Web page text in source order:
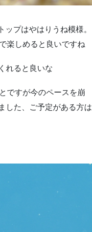
プはやはりうね模様。
楽しめると良いですね
れると良いな
ですが今のペースを崩
した、ご予定がある方は